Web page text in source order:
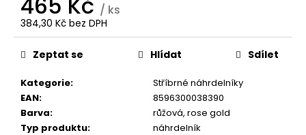
/ ks
384,30 Kč bez DPH
Měrná
cena:
Kategorie:
Stříbrné náhrdelníky
EAN:
8596300038390
Barva:
růžová, rose gold
Typ produktu:
náhrdelník
Zeptat se Hlídat Sdílet
u
č
u
e
m
e